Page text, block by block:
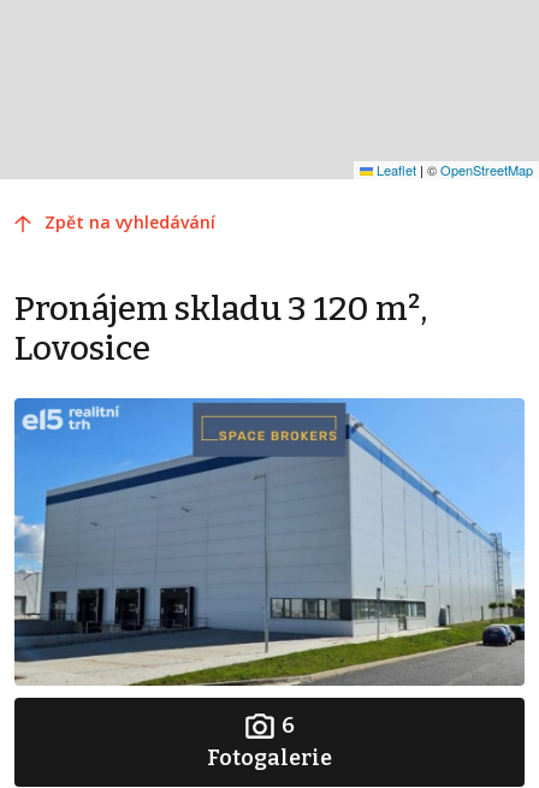
Leaflet | ©OpenStreetMap
Zpět na vyhledávání
Pronájem skladu 3 120 m²,
Lovosice
6
Fotogalerie